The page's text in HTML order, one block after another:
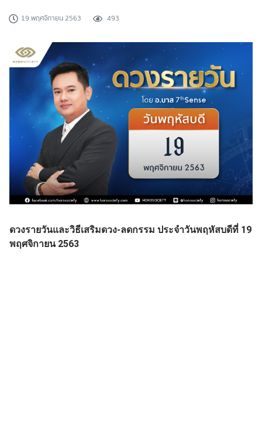
19 พฤศจิกายน 2563 493
ดวงรายวันและวิธีเสริมดวง-ลดกรรม ประจำวันพฤหัสบดีที่ 19
พฤศจิกายน2563